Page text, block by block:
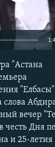
"Астана
вечер
честь Дня
и 25-